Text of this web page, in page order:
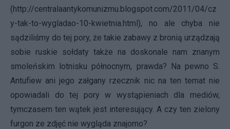
(http://centralaantykomunizmu.blogspot.com/2011/04/cz
y-tak-to-wygladao-10-kwietnia.html), no ale chyba nie
sądziliśmy do tej pory, że takie zabawy z bronią urządzają
sobie ruskie sołdaty także na doskonale nam znanym
smoleńskim lotnisku północnym, prawda? Na pewno S.
Antufiew ani jego załgany rzecznik nic na ten temat nie
opowiadali do tej pory w wystąpieniach dla mediów,
tymczasem ten wątek jest interesujący. A czy ten zielony
furgon ze zdjęć nie wygląda znajomo?